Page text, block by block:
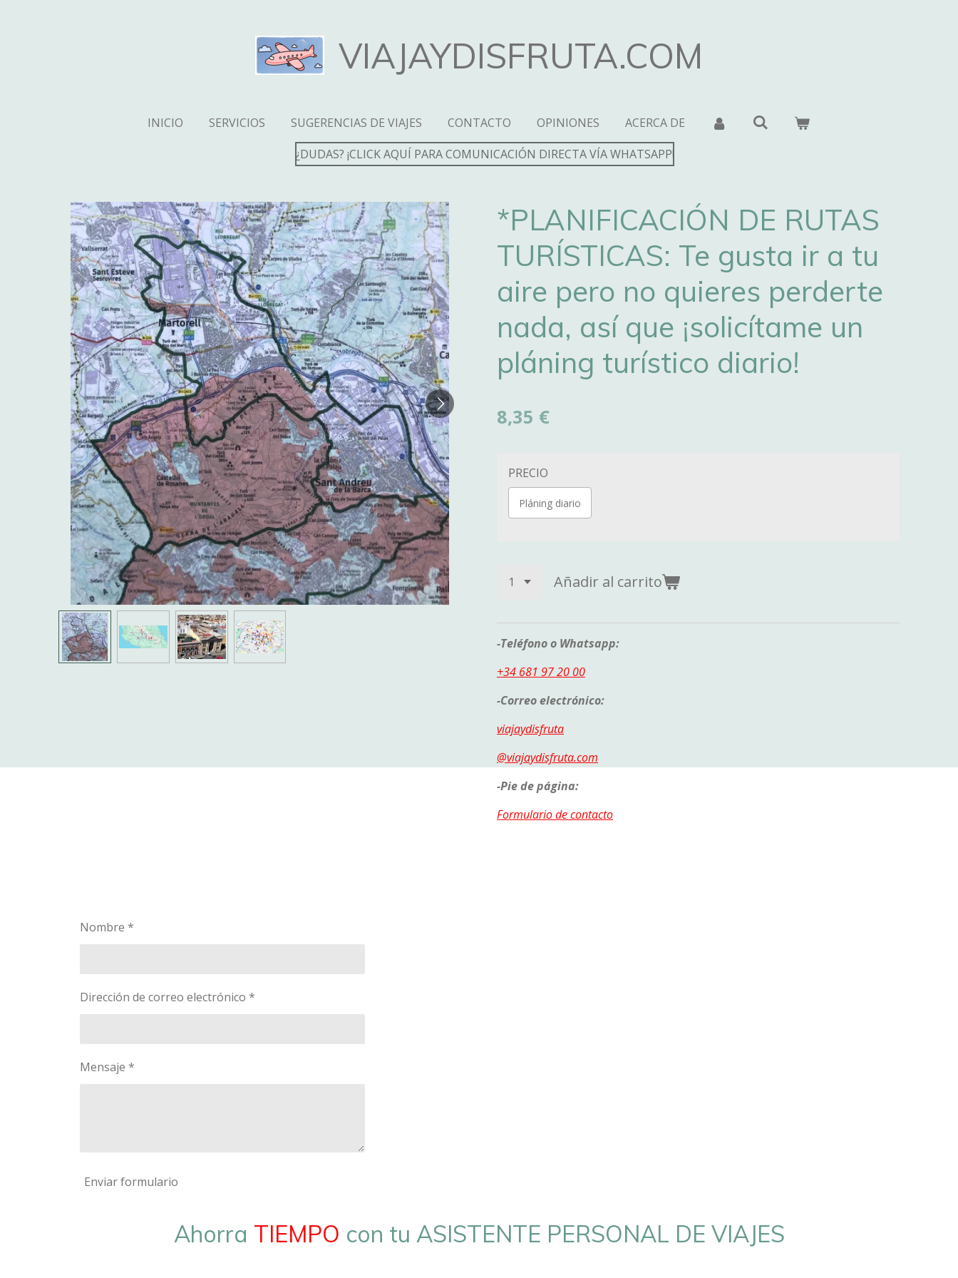
VIAJAYDISFRUTA.COM
INICIO SERVICIOS SUGERENCIAS DE VIAJES CONTACTO OPINIONES
ACERCA DE
¿DUDAS? ¡CLICK AQUÍ PARA COMUNICACIÓN DIRECTA VÍA WHATSAPP!
*PLANIFICACIÓN DE RUTAS
TURÍSTICAS: Te gusta ir a tu
aire pero no quieres perderte
nada, así que ¡solicítame un
pláning turístico diario!
8,35 €
PRECIO
Pláning diario
Añadir al carrito
-Teléfono o Whatsapp:
+34 681 97 20 00
-Correo electrónico:
viajaydisfruta
@viajaydisfruta.com
-Pie de página:
Formulario de contacto
Nombre *
Dirección de correo electrónico *
Mensaje *
Enviar formulario
Ahorra TIEMPO con tu ASISTENTE PERSONAL DE VIAJES